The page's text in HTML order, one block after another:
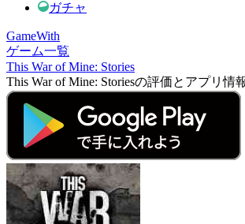
ガチャ
GameWith
ゲーム一覧
This War of Mine: Stories
This War of Mine: Storiesの評価とアプリ情